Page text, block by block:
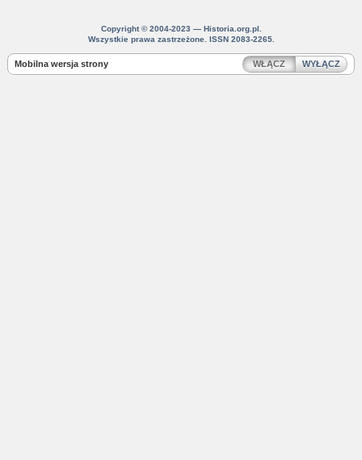
Copyright © 2004-2023 — Historia.org.pl.
Wszystkie prawa zastrzeżone. ISSN 2083-2265.
Mobilna wersja strony WŁĄCZ WYŁĄCZ